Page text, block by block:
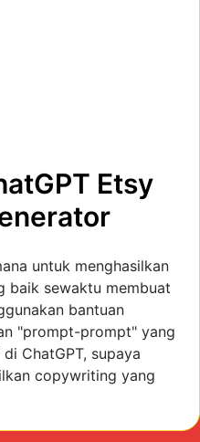
Etsy
untuk menghasilkan
baik sewaktu membuat
bantuan
"prompt-prompt" yang
ChatGPT, supaya
copywriting yang